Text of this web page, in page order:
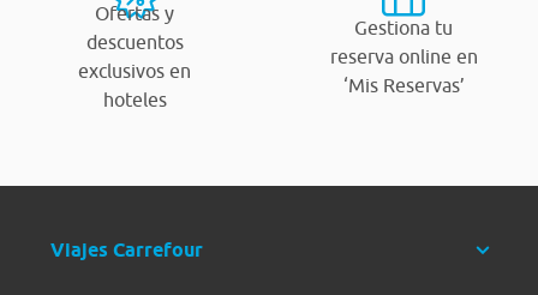
Ofertas y
descuentos
exclusivos en
hoteles
Gestiona tu
reserva online en
‘Mis Reservas’
Viajes Carrefour